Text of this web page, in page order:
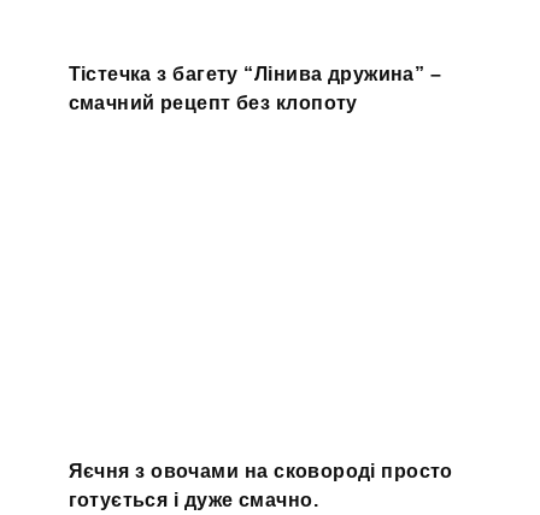
Тістечка з багету “Лінива дружина” –
смачний рецепт без клопоту
Яєчня з овочами на сковороді просто
готується і дуже смачно.